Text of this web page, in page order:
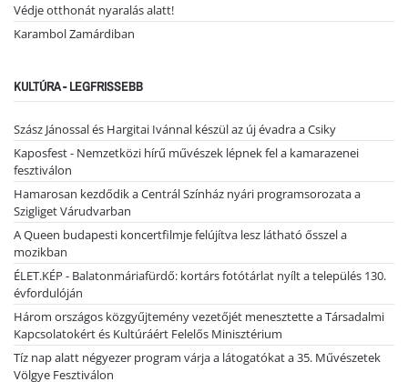
Védje otthonát nyaralás alatt!
Karambol Zamárdiban
KULTÚRA - LEGFRISSEBB
Szász Jánossal és Hargitai Ivánnal készül az új évadra a Csiky
Kaposfest - Nemzetközi hírű művészek lépnek fel a kamarazenei
fesztiválon
Hamarosan kezdődik a Centrál Színház nyári programsorozata a
Szigliget Várudvarban
A Queen budapesti koncertfilmje felújítva lesz látható ősszel a
mozikban
ÉLET.KÉP - Balatonmáriafürdő: kortárs fotótárlat nyílt a település 130.
évfordulóján
Három országos közgyűjtemény vezetőjét menesztette a Társadalmi
Kapcsolatokért és Kultúráért Felelős Minisztérium
Tíz nap alatt négyezer program várja a látogatókat a 35. Művészetek
Völgye Fesztiválon